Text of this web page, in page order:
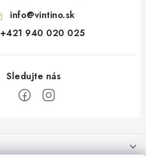
info@vintino.sk
+421 940 020 025